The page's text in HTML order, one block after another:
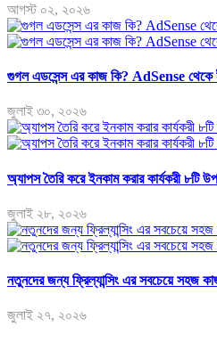
আগস্ট ০২, ২০২৬
গুগল এডসেন্স এর কাজ কি? AdSense থেকে
জুলাই ৩০, ২০২৬
অ্যাপস তৈরি করে ইনকাম করার কার্যকরী ৮টি
জুলাই ২৮, ২০২৬
নতুনদের জন্য ফ্রিল্যান্সিং এর সবচেয়ে সহজ
জুলাই ২৭, ২০২৬